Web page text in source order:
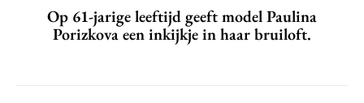
Op 61-jarige leeftijd geeft model Paulina
Porizkova een inkijkje in haar bruiloft.